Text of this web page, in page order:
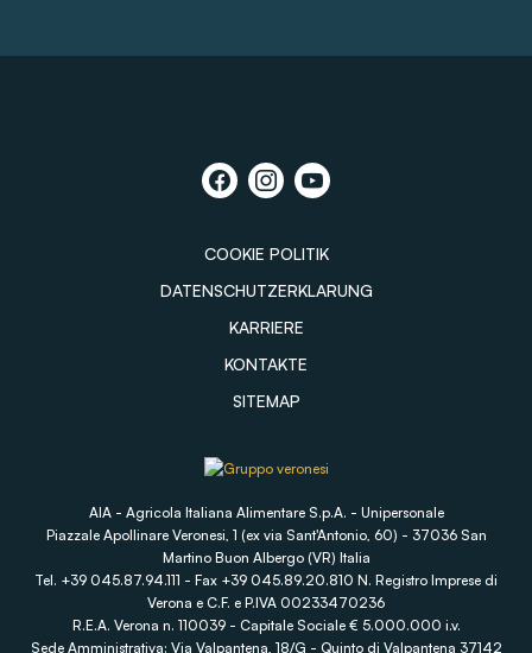
COOKIE POLITIK
DATENSCHUTZERKLARUNG
KARRIERE
KONTAKTE
SITEMAP
AIA - Agricola Italiana Alimentare S.p.A. - Unipersonale
Piazzale Apollinare Veronesi, 1 (ex via Sant'Antonio, 60) - 37036 San
Martino Buon Albergo (VR) Italia
Tel. +39 045.87.94.111 - Fax +39 045.89.20.810 N. Registro Imprese di
Verona e C.F. e P.IVA 00233470236
R.E.A. Verona n. 110039 - Capitale Sociale € 5.000.000 i.v.
Sede Amministrativa: Via Valpantena, 18/G - Quinto di Valpantena 37142